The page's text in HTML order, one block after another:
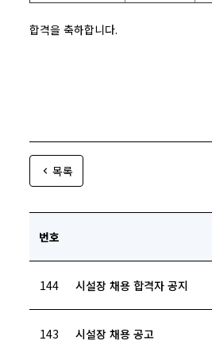
합격을 축하합니다.
목록
번호
144 시설장 채용 합격자 공지
143 시설장 채용 공고